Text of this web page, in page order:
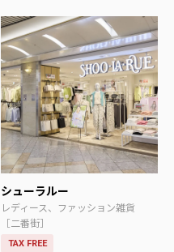
シューラルー
レディース、ファッション雑貨
［二番街］
TAX FREE